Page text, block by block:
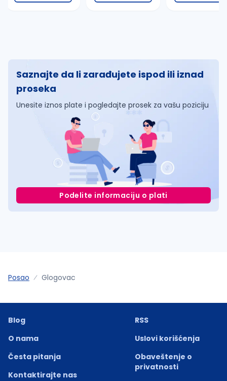
Saznajte da li zarađujete ispod ili iznad
proseka
Unesite iznos plate i pogledajte prosek za vašu poziciju
Podelite informaciju o plati
Posao Glogovac
Blog
O nama
Česta pitanja
Kontaktirajte nas
RSS
Uslovi korišćenja
Obaveštenje o
privatnosti